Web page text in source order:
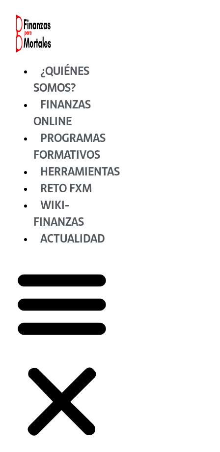
contenido
¿QUIÉNES
SOMOS?
FINANZAS
ONLINE
PROGRAMAS
FORMATIVOS
HERRAMIENTAS
RETO FXM
WIKI-
FINANZAS
ACTUALIDAD